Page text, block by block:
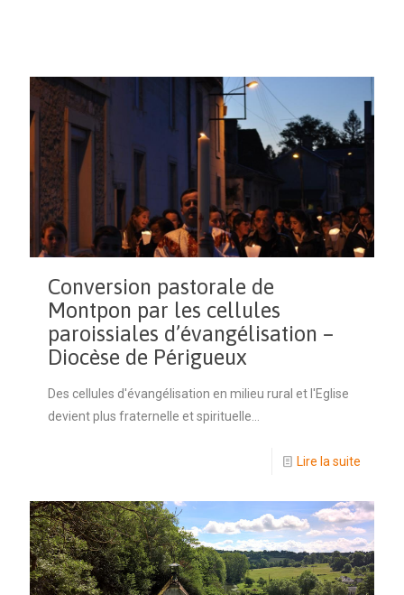
Conversion pastorale de
Montpon par les cellules
paroissiales d’évangélisation –
Diocèse de Périgueux
Des cellules d'évangélisation en milieu rural et l'Eglise
devient plus fraternelle et spirituelle...
Lire la suite